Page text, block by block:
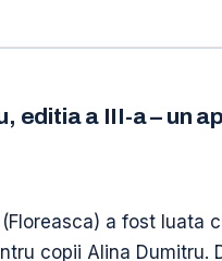
editia a III-a – un
a fost
copii Alina